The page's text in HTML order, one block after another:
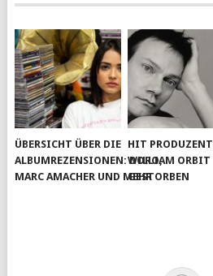
ÜBERSICHT ÜBER DIE
ALBUMREZENSIONEN: DORO,
MARC AMACHER UND MEHR
HIT PRODUZENT
WILLIAM ORBIT
GESTORBEN